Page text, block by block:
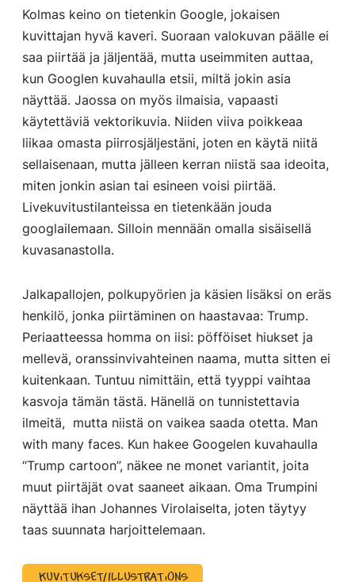
Kolmas keino on tietenkin Google, jokaisen
kuvittajan hyvä kaveri. Suoraan valokuvan päälle ei
saa piirtää ja jäljentää, mutta useimmiten auttaa,
kun Googlen kuvahaulla etsii, miltä jokin asia
näyttää. Jaossa on myös ilmaisia, vapaasti
käytettäviä vektorikuvia. Niiden viiva poikkeaa
liikaa omasta piirrosjäljestäni, joten en käytä niitä
sellaisenaan, mutta jälleen kerran niistä saa ideoita,
miten jonkin asian tai esineen voisi piirtää.
Livekuvitustilanteissa en tietenkään jouda
googlailemaan. Silloin mennään omalla sisäisellä
kuvasanastolla.
Jalkapallojen, polkupyörien ja käsien lisäksi on eräs
henkilö, jonka piirtäminen on haastavaa: Trump.
Periaatteessa homma on iisi: pöfföiset hiukset ja
mellevä, oranssinvivahteinen naama, mutta sitten ei
kuitenkaan. Tuntuu nimittäin, että tyyppi vaihtaa
kasvoja tämän tästä. Hänellä on tunnistettavia
ilmeitä, mutta niistä on vaikea saada otetta. Man
with many faces. Kun hakee Googelen kuvahaulla
“Trump cartoon”, näkee ne monet variantit, joita
muut piirtäjät ovat saaneet aikaan. Oma Trumpini
näyttää ihan Johannes Virolaiselta, joten täytyy
taas suunnata harjoittelemaan.
Kuvitukset/Illustrations